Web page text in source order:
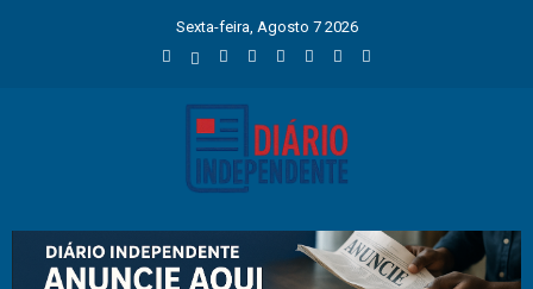
Sexta-feira, Agosto 7 2026